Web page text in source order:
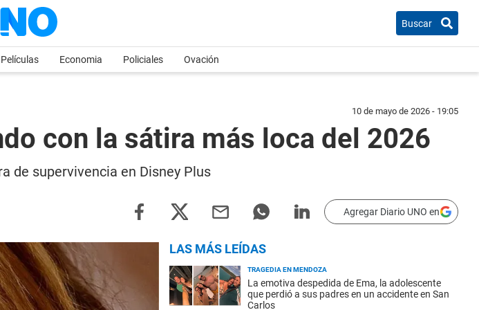
Buscar
Economia Policiales Ovación
10 de mayo de 2026 - 19:05
con la sátira más loca del 2026
de supervivencia en Disney Plus
Agregar Diario UNO en
LAS MÁS LEÍDAS
TRAGEDIA EN MENDOZA
La emotiva despedida de Ema, la adolescente
que perdió a sus padres en un accidente en San
Carlos